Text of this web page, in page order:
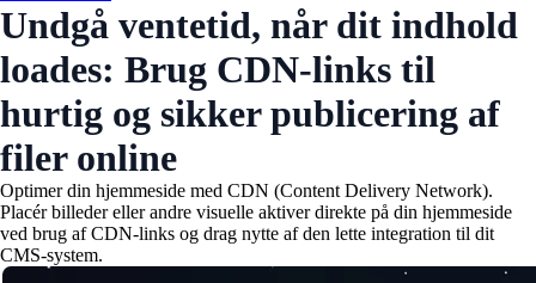
Undgå ventetid, når dit indhold
loades: Brug CDN-links til
hurtig og sikker publicering af
filer online
Optimer din hjemmeside med CDN (Content Delivery Network).
Placér billeder eller andre visuelle aktiver direkte på din hjemmeside
ved brug af CDN-links og drag nytte af den lette integration til dit
CMS-system.